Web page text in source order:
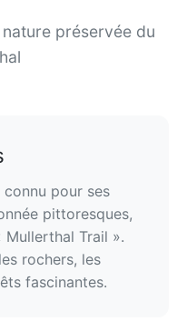
préservée du
pour ses
pittoresques,
Trail ».
rochers, les
fascinantes.